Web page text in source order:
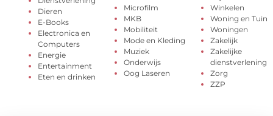
Dieren
E-Books
Electronica en
Computers
Energie
Entertainment
Eten en drinken
Microfilm
MKB
Mobiliteit
Mode en Kleding
Muziek
Onderwijs
Oog Laseren
Winkelen
Woning en Tuin
Woningen
Zakelijk
Zakelijke
dienstverlening
Zorg
ZZP